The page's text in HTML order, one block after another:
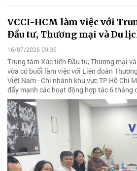
VCCI-HCM làm việc với
Đầu tư, Thương mại và Du
16/07/2026 09:36
Trung tâm Xúc tiến Đầu tư, Thương mại
vừa có buổi làm việc với Liên đoàn
Việt Nam - Chi nhánh khu vực TP Hồ Chí
đẩy mạnh các hoạt động hợp tác 6 tháng